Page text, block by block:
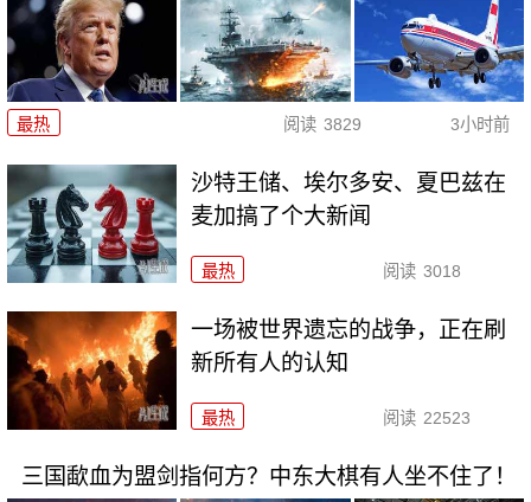
最热 阅读 3829 3小时前
沙特王储、埃尔多安、夏巴兹在
麦加搞了个大新闻
最热 阅读 3018
一场被世界遗忘的战争，正在刷
新所有人的认知
最热 阅读 22523
三国歃血为盟剑指何方？中东大棋有人坐不住了！